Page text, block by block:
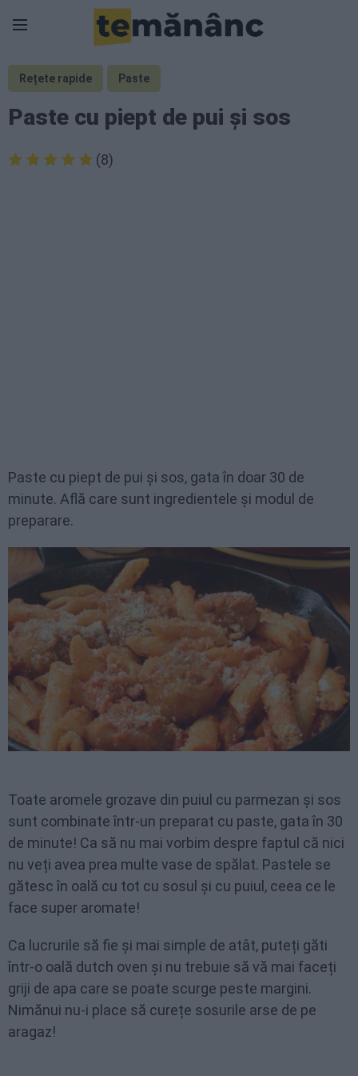
Rețete rapide Paste
Paste cu piept de pui și sos
(8)
Paste cu piept de pui și sos, gata în doar 30 de
minute. Află care sunt ingredientele și modul de
preparare.
Toate aromele grozave din puiul cu parmezan și sos
sunt combinate într-un preparat cu paste, gata în 30
de minute! Ca să nu mai vorbim despre faptul că nici
nu veți avea prea multe vase de spălat. Pastele se
gătesc în oală cu tot cu sosul și cu puiul, ceea ce le
face super aromate!
Ca lucrurile să fie și mai simple de atât, puteți găti
într-o oală dutch oven și nu trebuie să vă mai faceți
griji de apa care se poate scurge peste margini.
Nimănui nu-i place să curețe sosurile arse de pe
aragaz!